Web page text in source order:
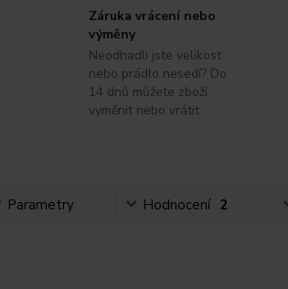
Záruka vrácení nebo
výměny
Neodhadli jste velikost
nebo prádlo nesedí? Do
14 dnů můžete zboží
vyměnit nebo vrátit.
Parametry Hodnocení 2